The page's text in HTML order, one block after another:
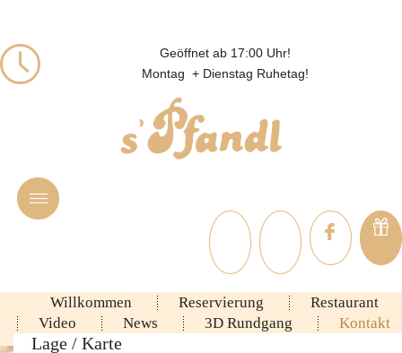
Geöffnet ab 17:00 Uhr!
Montag + Dienstag Ruhetag!
Willkommen Reservierung Restaurant
Ambiente
Video News 3D Rundgang Kontakt
Lage / Karte